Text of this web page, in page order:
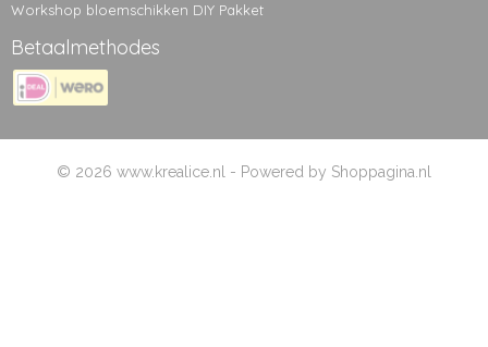
Workshop bloemschikken DIY Pakket
Betaalmethodes
© 2026 www.krealice.nl - Powered by Shoppagina.nl